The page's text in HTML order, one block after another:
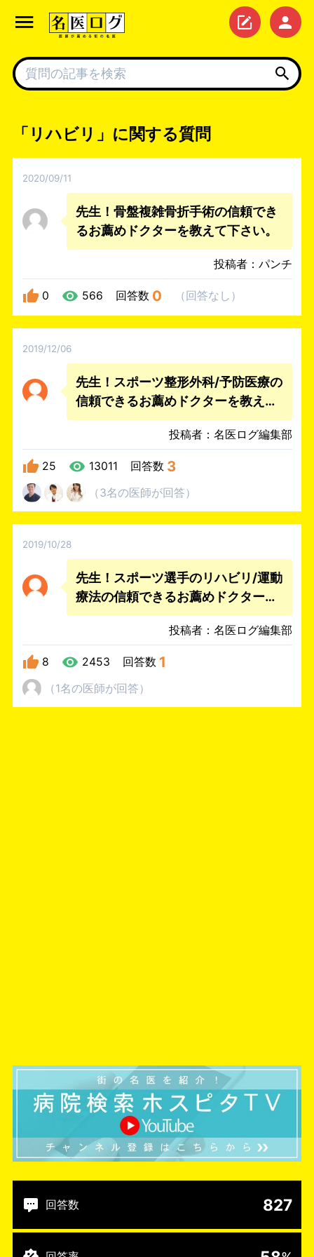
「リハビリ」に関する質問
2020/09/11
先生！骨盤複雑骨折手術の信頼でき
るお薦めドクターを教えて下さい。
投稿者：パンチ
0 566 回答数 0 （回答なし ）
2019/12/06
先生！スポーツ整形外科/予防医療の
信頼できるお薦めドクターを教えて
下さい。
投稿者：名医ログ編集部
25 13011 回答数 3
（3名の医師が回答）
2019/10/28
先生！スポーツ選手のリハビリ/運動
療法の信頼できるお薦めドクターを
教えて下さい。
投稿者：名医ログ編集部
8 2453 回答数 1
（1名の医師が回答）
回答数 827